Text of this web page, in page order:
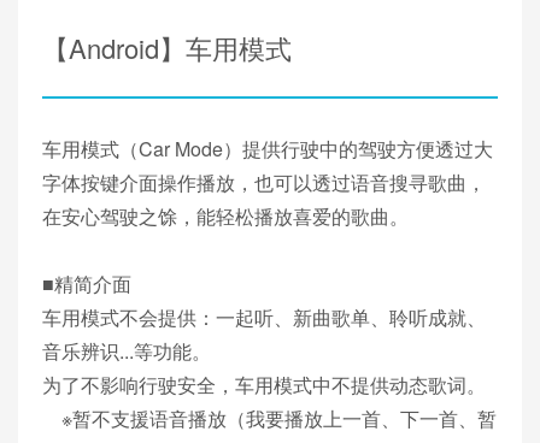
【Android】车用模式
车用模式（Car Mode）提供行驶中的驾驶方便透过大
字体按键介面操作播放，也可以透过语音搜寻歌曲，
在安心驾驶之馀，能轻松播放喜爱的歌曲。
■精简介面
车用模式不会提供：一起听、新曲歌单、聆听成就、
音乐辨识...等功能。
为了不影响行驶安全，车用模式中不提供动态歌词。
※暂不支援语音播放（我要播放上一首、下一首、暂